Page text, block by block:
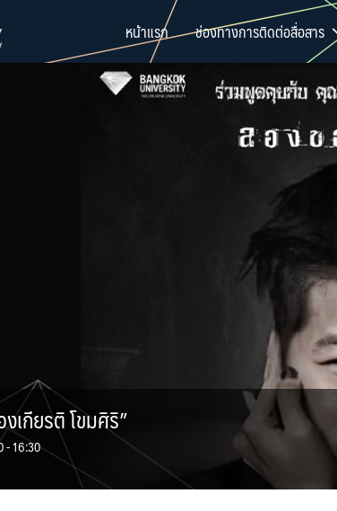
หน้าแรก ช่องทางการติดต่อสื่อสาร
เกียรติ โขมศิริ”
- 16:30